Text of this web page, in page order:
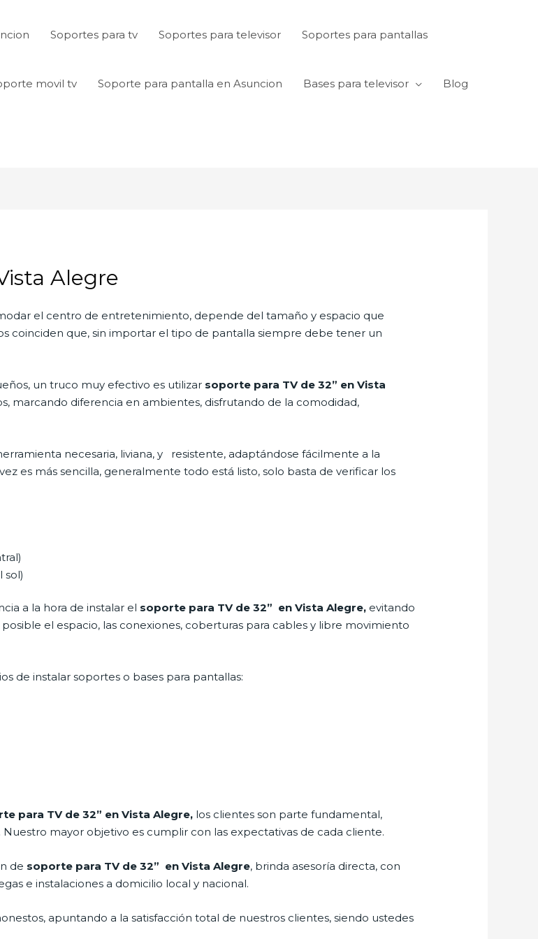
Soportes para tv Soportes para televisor Soportes para pantallas
movil tv Soporte para pantalla en Asuncion Bases para televisor Blog
Alegre
el centro de entretenimiento, depende del tamaño y espacio que
coinciden que, sin importar el tipo de pantalla siempre debe tener un
un truco muy efectivo es utilizar soporte para TV de 32” en Vista
marcando diferencia en ambientes, disfrutando de la comodidad,
necesaria, liviana, y resistente, adaptándose fácilmente a la
es más sencilla, generalmente todo está listo, solo basta de verificar los
sol)
a la hora de instalar el soporte para TV de 32” en Vista Alegre, evitando
el espacio, las conexiones, coberturas para cables y libre movimiento
de instalar soportes o bases para pantallas:
para TV de 32” en Vista Alegre, los clientes son parte fundamental,
mayor objetivo es cumplir con las expectativas de cada cliente.
de soporte para TV de 32” en Vista Alegre, brinda asesoría directa, con
e instalaciones a domicilio local y nacional.
apuntando a la satisfacción total de nuestros clientes, siendo ustedes